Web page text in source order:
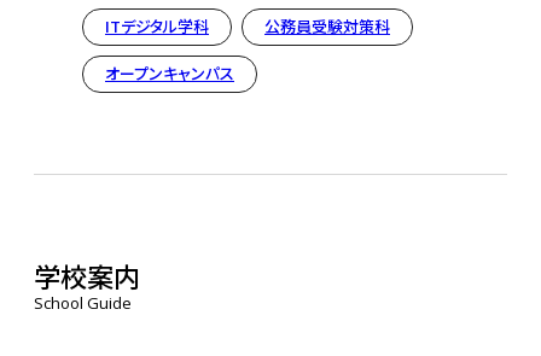
ITデジタル学科 公務員受験対策科
オープンキャンパス
学校案内
School Guide